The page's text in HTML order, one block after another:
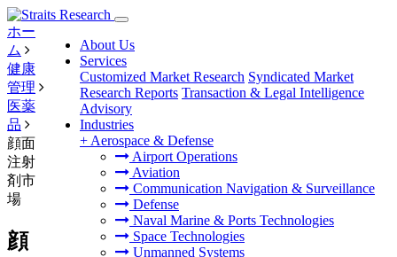
About Us
Services
Customized Market Research Syndicated Market
Research Reports Transaction & Legal Intelligence
Advisory
Industries
+ Aerospace & Defense
Airport Operations
Aviation
Communication Navigation & Surveillance
Defense
Naval Marine & Ports Technologies
Space Technologies
Unmanned Systems
ホー
ム
健康
管理
医薬
品
顔面
注射
剤市
場
顔